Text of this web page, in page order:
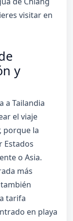
visitar en
y
a Tailandia
el viaje
porque la
Estados
o Asia.
más
tarifa
en playa